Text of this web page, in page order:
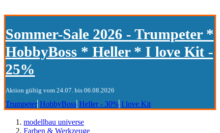
Sommer-Sale 2026 - Trumpeter *
HobbyBoss * Heller * I love Kit -
25%
Aktion gültig vom 24.07. bis 06.08.2026
Trumpeter HobbyBoss Heller - 30% I love Kit
modellbau universe
Farben & Werkzeuge